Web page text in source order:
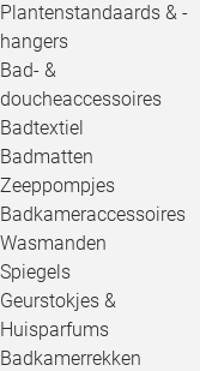
Plantenstandaards & -
hangers
Bad- &
doucheaccessoires
Badtextiel
Badmatten
Zeeppompjes
Badkameraccessoires
Wasmanden
Spiegels
Geurstokjes &
Huisparfums
Badkamerrekken